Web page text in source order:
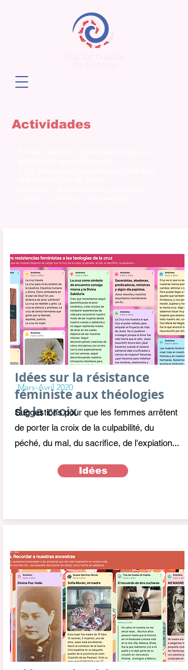
Actividades
Idées sur la résistance
féministe aux théologies
de la croix
Suggestions pour que les femmes arrêtent
de porter la croix de la culpabilité, du
péché, du mal, du sacrifice, de l'expiation...
Mars-Avril 2020
Idées